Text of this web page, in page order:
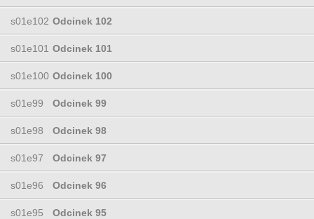
s01e102 Odcinek 102
s01e101 Odcinek 101
s01e100 Odcinek 100
s01e99 Odcinek 99
s01e98 Odcinek 98
s01e97 Odcinek 97
s01e96 Odcinek 96
s01e95 Odcinek 95